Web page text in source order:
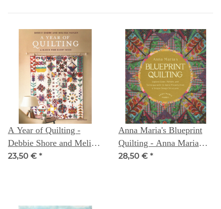
A Year of Quilting -
Debbie Shore and Melissa
Nayler
23,50 € *
Anna Maria's Blueprint
Quilting - Anna Maria
Parry
28,50 € *